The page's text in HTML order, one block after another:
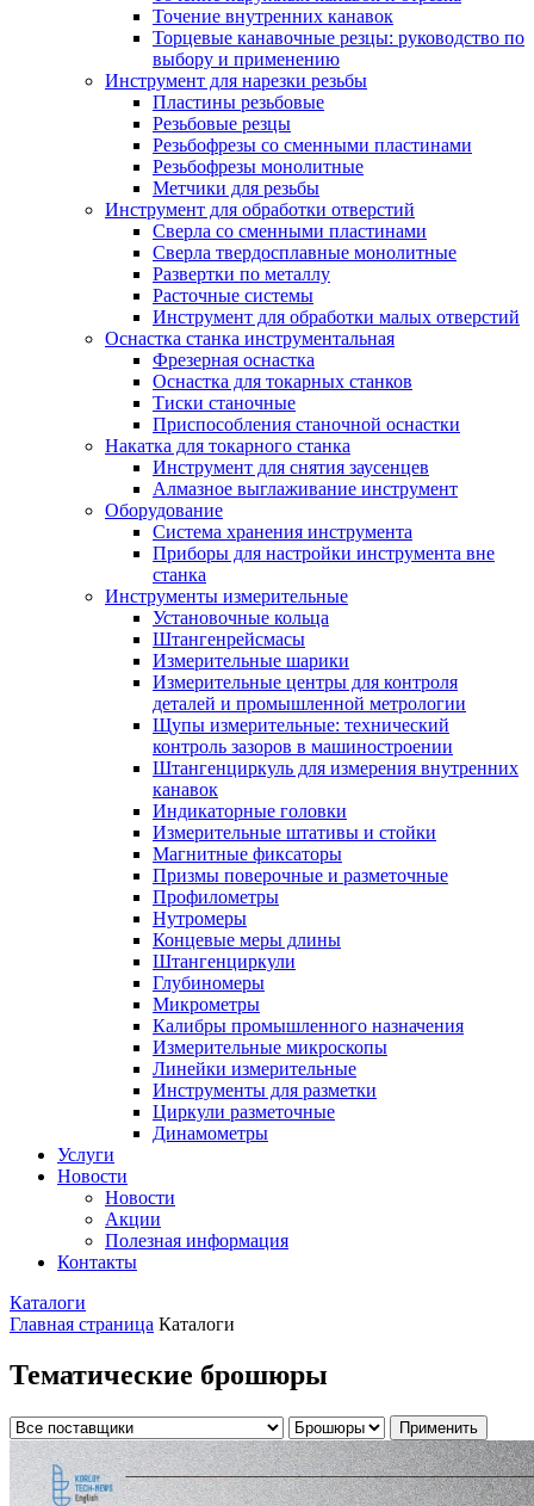
Точение внутренних канавок
Торцевые канавочные резцы: руководство по
выбору и применению
Инструмент для нарезки резьбы
Пластины резьбовые
Резьбовые резцы
Резьбофрезы со сменными пластинами
Резьбофрезы монолитные
Метчики для резьбы
Инструмент для обработки отверстий
Сверла со сменными пластинами
Сверла твердосплавные монолитные
Развертки по металлу
Расточные системы
Инструмент для обработки малых отверстий
Оснастка станка инструментальная
Фрезерная оснастка
Оснастка для токарных станков
Тиски станочные
Приспособления станочной оснастки
Накатка для токарного станка
Инструмент для снятия заусенцев
Алмазное выглаживание инструмент
Оборудование
Система хранения инструмента
Приборы для настройки инструмента вне
станка
Инструменты измерительные
Установочные кольца
Штангенрейсмасы
Измерительные шарики
Измерительные центры для контроля
деталей и промышленной метрологии
Щупы измерительные: технический
контроль зазоров в машиностроении
Штангенциркуль для измерения внутренних
канавок
Индикаторные головки
Измерительные штативы и стойки
Магнитные фиксаторы
Призмы поверочные и разметочные
Профилометры
Нутромеры
Концевые меры длины
Штангенциркули
Глубиномеры
Микрометры
Калибры промышленного назначения
Измерительные микроскопы
Линейки измерительные
Инструменты для разметки
Циркули разметочные
Динамометры
Услуги
Новости
Новости
Акции
Полезная информация
Контакты
Каталоги
Главная страница Каталоги
Тематические брошюры